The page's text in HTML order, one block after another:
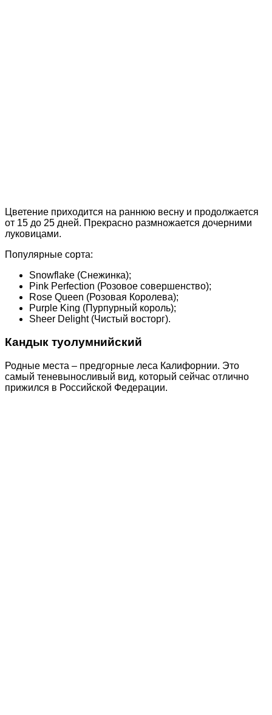
Цветение приходится на раннюю весну и продолжается
от 15 до 25 дней. Прекрасно размножается дочерними
луковицами.
Популярные сорта:
Snowflake (Снежинка);
Pink Perfection (Розовое совершенство);
Rose Queen (Розовая Королева);
Purple King (Пурпурный король);
Sheer Delight (Чистый восторг).
Кандык туолумнийский
Родные места – предгорные леса Калифорнии. Это
самый теневыносливый вид, который сейчас отлично
прижился в Российской Федерации.